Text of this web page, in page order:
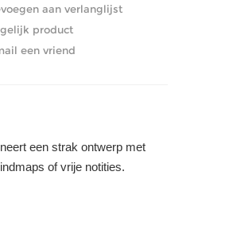
een strak ontwerp met
of vrije notities.